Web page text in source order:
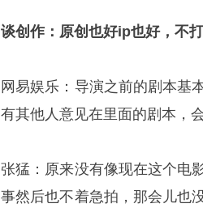
谈创作：原创也好ip也好，不
网易娱乐：导演之前的剧本基
有其他人意见在里面的剧本，
张猛：原来没有像现在这个电
事然后也不着急拍，那会儿也